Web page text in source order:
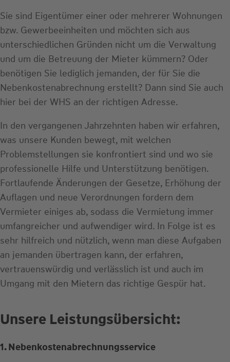
Sie sind Eigentümer einer oder mehrerer Wohnungen
bzw. Gewerbeeinheiten und möchten sich aus
unterschiedlichen Gründen nicht um die Verwaltung
und um die Betreuung der Mieter kümmern? Oder
benötigen Sie lediglich jemanden, der für Sie die
Nebenkostenabrechnung erstellt? Dann sind Sie auch
hier bei der WHS an der richtigen Adresse.
In den vergangenen Jahrzehnten haben wir erfahren,
was unsere Kunden bewegt, mit welchen
Problemstellungen sie konfrontiert sind und wo sie
professionelle Hilfe und Unterstützung benötigen.
Fortlaufende Änderungen der Gesetze, Erhöhung der
Auflagen und neue Verordnungen fordern dem
Vermieter einiges ab, sodass die Vermietung immer
umfangreicher und aufwendiger wird. In Folge ist es
sehr hilfreich und nützlich, wenn man diese Aufgaben
an jemanden übertragen kann, der erfahren,
vertrauenswürdig und verlässlich ist und auch im
Umgang mit den Mietern das richtige Gespür hat.
Unsere Leistungsübersicht:
1. Nebenkostenabrechnungsservice